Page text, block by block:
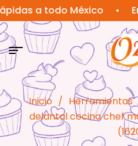
a todo México • Envío
Inicio / Herramientas
delantal cocina chef